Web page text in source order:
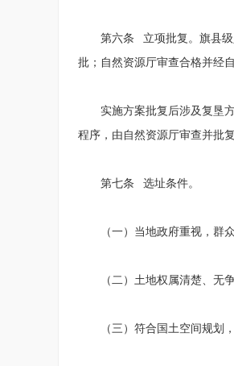
第六条 立项批复。旗县级
批；自然资源厅审查合格并经
实施方案批复后涉及复垦
程序，由自然资源厅审查并批
第七条 选址条件。
（一）当地政府重视，群
（二）土地权属清楚、无
（三）符合国土空间规划